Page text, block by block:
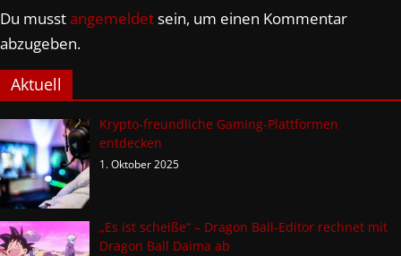
Du musstangemeldetsein, um einen Kommentar
abzugeben.
Aktuell
Krypto-freundliche Gaming-Plattformen
entdecken
1. Oktober 2025
„Es ist scheiße“ – Dragon Ball-Editor rechnet mit
Dragon Ball Daima ab